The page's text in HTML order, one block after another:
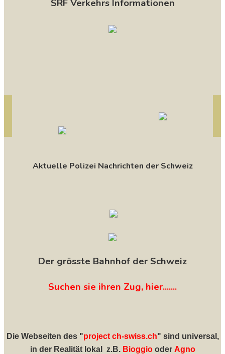
SRF Verkehrs Informationen
Aktuelle Polizei Nachrichten der Schweiz
Der grösste Bahnhof der Schweiz
Suchen sie ihren Zug, hier.......
Die Webseiten des "project ch-swiss.ch" sind universal,
in der Realität lokal z.B. Bioggiooder Agno